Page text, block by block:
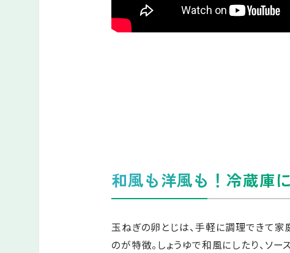
和風も洋風も！冷蔵庫
玉ねぎの卵とじは、手軽に調理できて家
のが特徴。しょうゆで和風にしたり、ソー